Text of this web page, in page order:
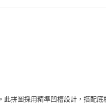
拼圖採用精準凹槽設計，搭配